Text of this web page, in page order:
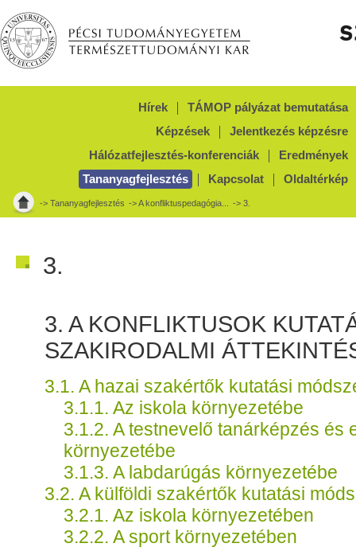
Hírek
TÁMOP pályázat bemutatása
Képzések
Jelentkezés képzésre
Hálózatfejlesztés-konferenciák
Eredmények
Tananyagfejlesztés
Kapcsolat Oldaltérkép
-> Tananyagfejlesztés ->A konfliktuspedagógia... -> 3.
3.
3. A KONFLIKTUSOK
SZAKIRODALMI
3.1. A hazai szakértők kutatási
3.1.1. Az iskola környezetébe
3.1.2. A testnevelő tanárképzés és
környezetébe
3.1.3. A labdarúgás környezetébe
3.2. A külföldi szakértők kutatási
3.2.1. Az iskola környezetében
3.2.2. A sport környezetében